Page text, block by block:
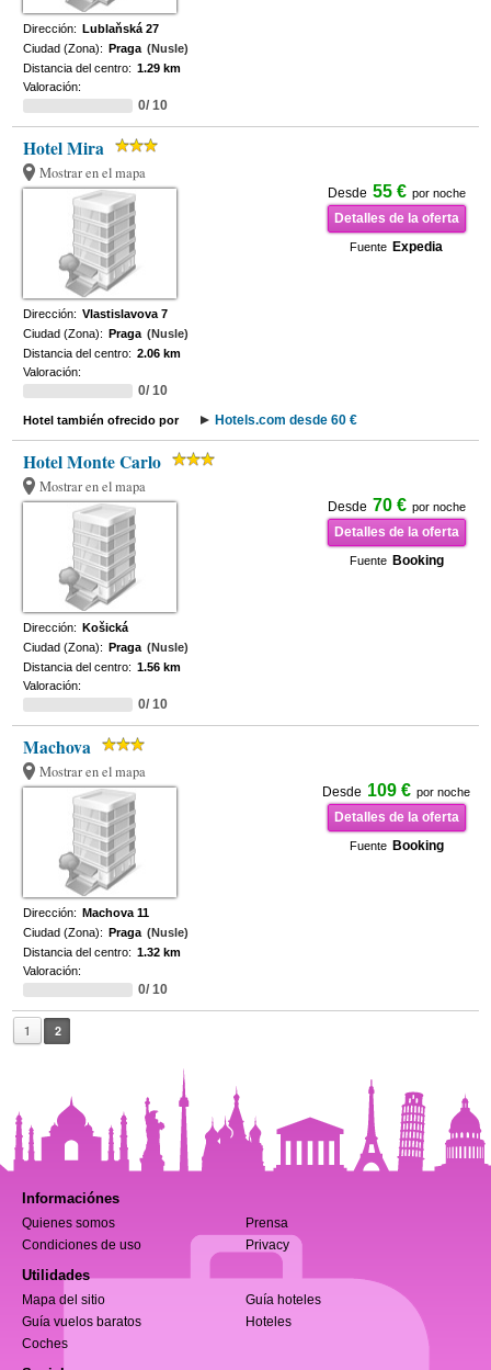
Dirección: Lublaňská 27
Ciudad (Zona): Praga (Nusle)
Distancia del centro: 1.29 km
Valoración:
0/ 10
Hotel Mira
Mostrar en el mapa
Desde 55 € por noche
Detalles de la oferta
Fuente Expedia
Dirección: Vlastislavova 7
Ciudad (Zona): Praga (Nusle)
Distancia del centro: 2.06 km
Valoración:
0/ 10
Hotel también ofrecido por Hotels.com desde 60 €
Hotel Monte Carlo
Mostrar en el mapa
Desde 70 € por noche
Detalles de la oferta
Fuente Booking
Dirección: Košická
Ciudad (Zona): Praga (Nusle)
Distancia del centro: 1.56 km
Valoración:
0/ 10
Machova
Mostrar en el mapa
Desde 109 € por noche
Detalles de la oferta
Fuente Booking
Dirección: Machova 11
Ciudad (Zona): Praga (Nusle)
Distancia del centro: 1.32 km
Valoración:
0/ 10
1 2
Informaciónes
Quienes somos
Prensa
Condiciones de uso
Privacy
Utilidades
Mapa del sitio
Guía hoteles
Guía vuelos baratos
Hoteles
Coches